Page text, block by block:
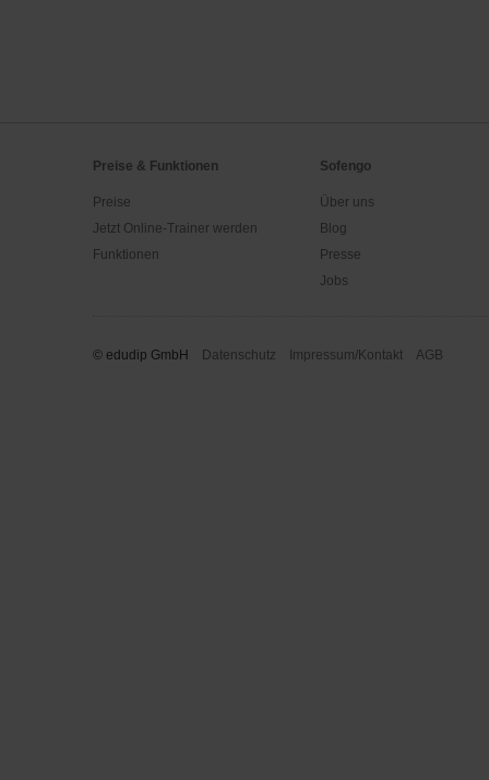
Preise & Funktionen
Preise
Jetzt Online-Trainer werden
Funktionen
Sofengo
Über uns
Blog
Presse
Jobs
© edudip GmbH Datenschutz Impressum/Kontakt AGB